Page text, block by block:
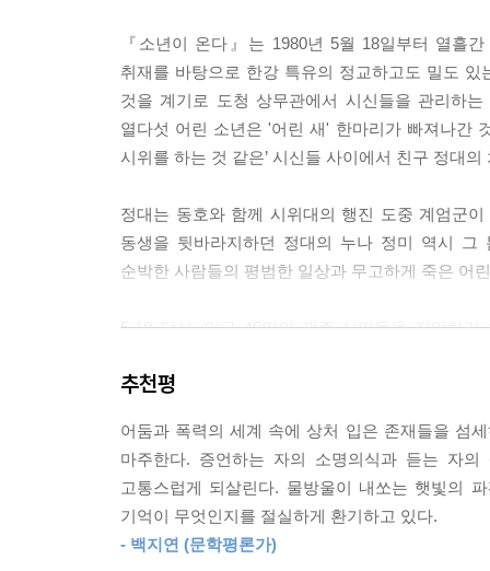
까. 얼마나 됐다고, 어떻게 벌써 그럴 수 있습니까."
그들의 몸은 왜 열십자로 겹겹이 포개져 있어야
아직도 그날의 진실은 채 밝혀지지 않았을까요.
"우리는 고귀해."
아직 책을 읽지 않은 분들은 물론, 이미 읽은 분들
여전히 더 많은 사람들이 이 책을 읽어야 한다고
『소년이 온다』는 1980년 5월 18일부터 열흘
취재를 바탕으로 한강 특유의 정교하고도 밀도
것을 계기로 도청 상무관에서 시신들을 관리하
열다섯 어린 소년은 '어린 새' 한마리가 빠져나간
시위를 하는 것 같은’ 시신들 사이에서 친구 정대
정대는 동호와 함께 시위대의 행진 도중 계엄군
동생을 뒷바라지하던 정대의 누나 정미 역시 그
순박한 사람들의 평범한 일상과 무고하게 죽은 어
5·18 당시, 인구 40만의 광주 시민들을 진압하
‘세상에서 가장 거대하고 숭고한 심장의 맥박’
살아 있다는 것이 오히려 치욕스러운 고통이
현재진행형으로 이어지고 있다.
당시 수피아여고 3학년 시절에 5·18을 겪은 ‘김
일하면서 담당 원고의 검열 문제로 서대문경찰서
추천평
어둠과 폭력의 세계 속에 상처 입은 존재들을 섬
마주한다. 증언하는 자의 소명의식과 듣는 자
고통스럽게 되살린다. 물방울이 내쏘는 햇빛의
기억이 무엇인지를 절실하게 환기하고 있다.
- 백지연 (문학평론가)